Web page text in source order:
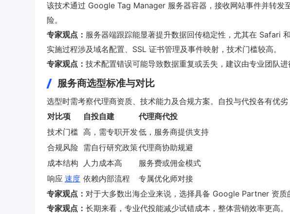
该技术通过 Google Tag Manager 服务器容器，接收网站事件并转发
险。
专家观点： 服务器端跟踪能显著提升数据回传稳定性，尤其在 Safari
实施过程涉及域名配置、SSL 证书管理及事件映射，技术门槛较高。
专家观点： 技术配置错误可能导致数据重复或丢失，建议由专业团队进
服务商选型标准与对比
选型时需考察代理商资质、技术能力及合规方案。自投与代投各有优劣
对比项
自投自建
代理商代投
技术门槛 高，需专职开发低，服务商提供支持
合规风险 需自行研究政策代理商协助规避
成本结构
人力成本高
服务费或佣金模式
响应 速度 依赖内部流程
专属优化师对接
专家观点： 对于大多数出海企业来说，选择具备 Google Partner 资质
专家观点： 长期来看，专业代投能减少试错成本，整体营销效率更高。